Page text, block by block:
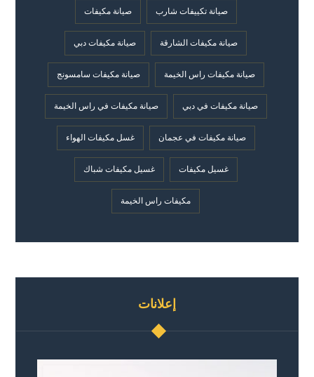
صيانة تكييفات شارب صيانة مكيفات
صيانة مكيفات الشارقة صيانة مكيفات دبي
صيانة مكيفات راس الخيمة صيانة مكيفات سامسونج
صيانة مكيفات في دبي صيانة مكيفات في راس الخيمة
صيانة مكيفات في عجمان غسل مكيفات الهواء
غسيل مكيفات غسيل مكيفات شباك
مكيفات راس الخيمة
إعلانات